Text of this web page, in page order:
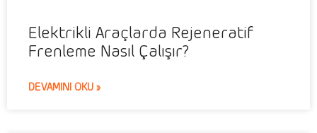
Elektrikli Araçlarda Rejeneratif
Frenleme Nasıl Çalışır?
DEVAMINI OKU »